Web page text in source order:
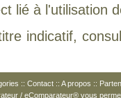
lié à l'utilisation
indicatif,
:: Contact :: A propos ::
/ eComparateur® vous